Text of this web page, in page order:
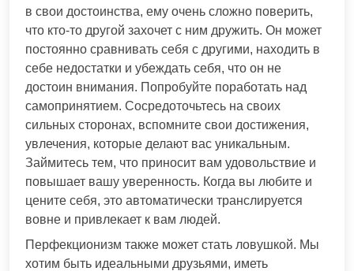
в свои достоинства, ему очень сложно поверить,
что кто-то другой захочет с ним дружить. Он может
постоянно сравнивать себя с другими, находить в
себе недостатки и убеждать себя, что он не
достоин внимания. Попробуйте поработать над
самопринятием. Сосредоточьтесь на своих
сильных сторонах, вспомните свои достижения,
увлечения, которые делают вас уникальным.
Займитесь тем, что приносит вам удовольствие и
повышает вашу уверенность. Когда вы любите и
цените себя, это автоматически транслируется
вовне и привлекает к вам людей.
Перфекционизм также может стать ловушкой. Мы
хотим быть идеальными друзьями, иметь